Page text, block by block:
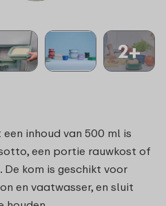
2+
inhoud van 500 ml is
een portie rauwkost of
De kom is geschikt voor
en vaatwasser, en sluit